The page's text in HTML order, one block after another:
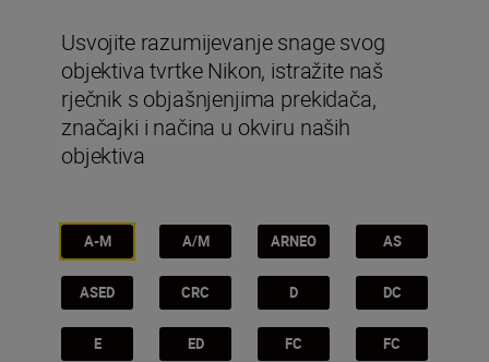
Usvojite razumijevanje snage svog
objektiva tvrtke Nikon, istražite naš
rječnik s objašnjenjima prekidača,
značajki i načina u okviru naših
objektiva
A-M A/M ARNEO AS
ASED CRC D DC
E ED FC FC